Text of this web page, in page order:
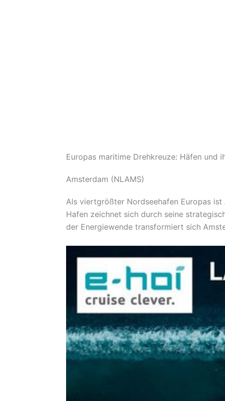
Europas maritime Drehkreuze: Häfen und
Amsterdam (NLAMS)
Als viertgrößter Nordseehafen Europas
Hafen zeichnet sich durch seine
der Energiewende transformiert sich